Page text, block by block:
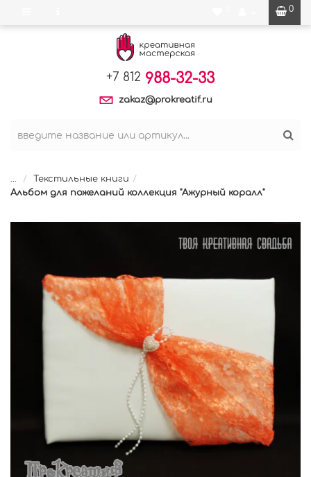
0
+7 812 988-32-33
zakaz@prokreatif.ru
...
Текстильные книги
Альбом для пожеланий коллекция "Ажурный коралл"